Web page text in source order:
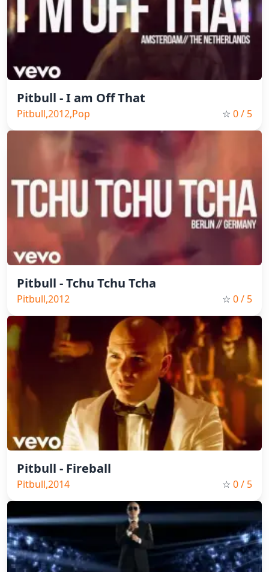
Pitbull - I am Off That
Pitbull,2012,Pop ☆ 0/ 5
Pitbull - Tchu Tchu Tcha
Pitbull,2012 ☆ 0/ 5
Pitbull - Fireball
Pitbull,2014 ☆ 0/ 5